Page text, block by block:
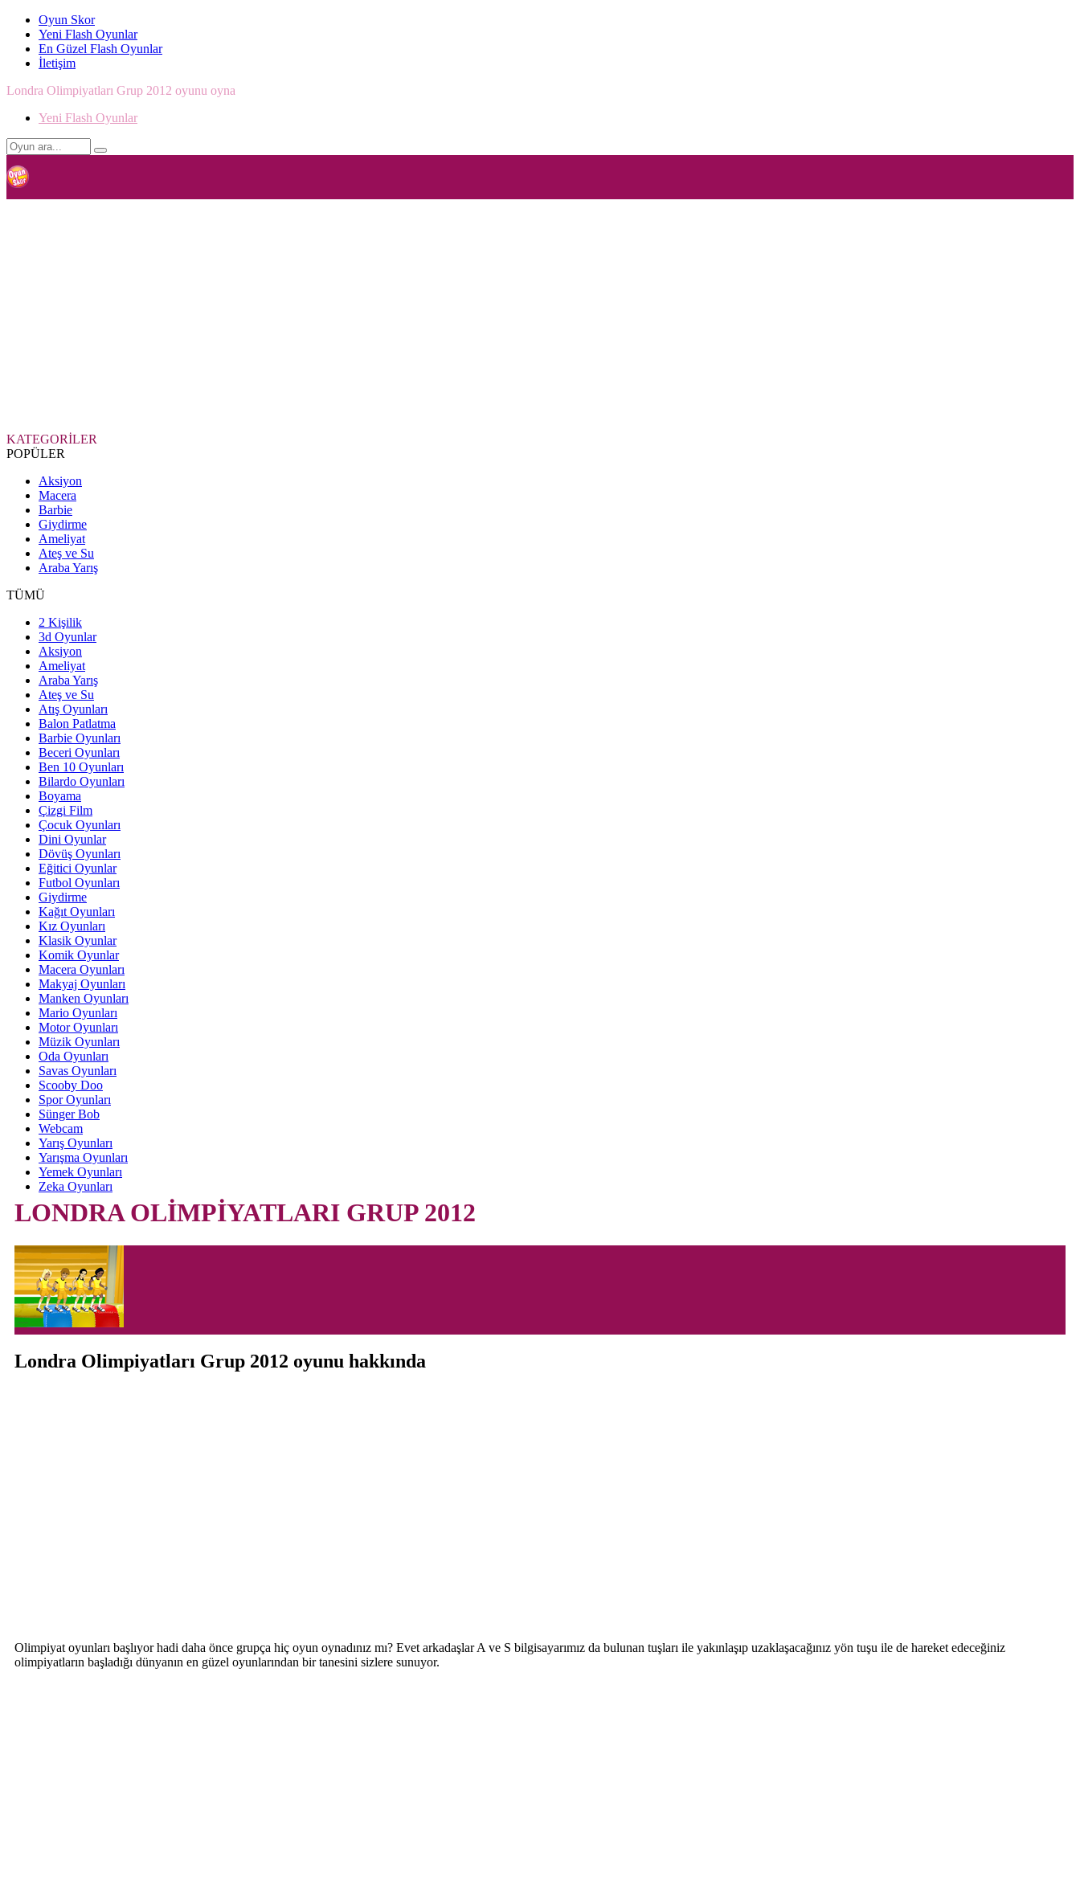
Oyun Skor
Yeni Flash Oyunlar
En Güzel Flash Oyunlar
İletişim
Londra Olimpiyatları Grup 2012 oyunu oyna
Yeni Flash Oyunlar
KATEGORİLER
POPÜLER
Aksiyon
Macera
Barbie
Giydirme
Ameliyat
Ateş ve Su
Araba Yarış
TÜMÜ
2 Kişilik
3d Oyunlar
Aksiyon
Ameliyat
Araba Yarış
Ateş ve Su
Atış Oyunları
Balon Patlatma
Barbie Oyunları
Beceri Oyunları
Ben 10 Oyunları
Bilardo Oyunları
Boyama
Çizgi Film
Çocuk Oyunları
Dini Oyunlar
Dövüş Oyunları
Eğitici Oyunlar
Futbol Oyunları
Giydirme
Kağıt Oyunları
Kız Oyunları
Klasik Oyunlar
Komik Oyunlar
Macera Oyunları
Makyaj Oyunları
Manken Oyunları
Mario Oyunları
Motor Oyunları
Müzik Oyunları
Oda Oyunları
Savas Oyunları
Scooby Doo
Spor Oyunları
Sünger Bob
Webcam
Yarış Oyunları
Yarışma Oyunları
Yemek Oyunları
Zeka Oyunları
LONDRA OLİMPİYATLARI GRUP 2012
Londra Olimpiyatları Grup 2012 oyunu hakkında
Olimpiyat oyunları başlıyor hadi daha önce grupça hiç oyun oynadınız mı? Evet arkadaşlar A ve S bilgisayarımız da bulunan tuşları ile yakınlaşıp uzaklaşacağınız yön tuşu ile de hareket edeceğiniz
olimpiyatların başladığı dünyanın en güzel oyunlarından bir tanesini sizlere sunuyor.